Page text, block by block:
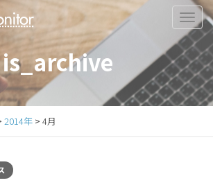
is_archive
2014年 > 4月